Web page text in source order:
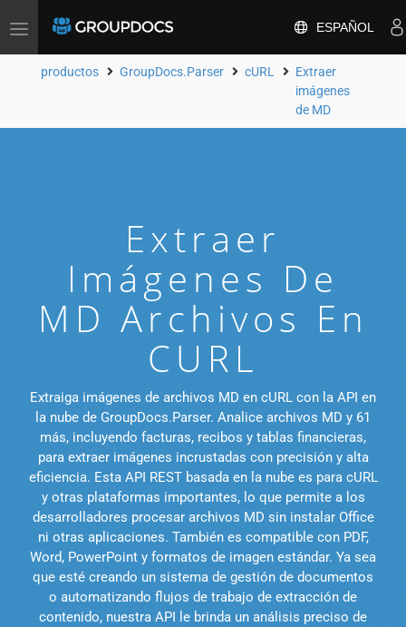
Toggle
ESPAÑOL
productos GroupDocs.Parser cURL
Extraer
imágenes
de MD
Extraer
Imágenes De
MD Archivos En
CURL
Extraiga imágenes de archivos MD en cURL con la API en
la nube de GroupDocs.Parser. Analice archivos MD y 61
más, incluyendo facturas, recibos y tablas financieras,
para extraer imágenes incrustadas con precisión y alta
eficiencia. Esta API REST basada en la nube es para cURL
y otras plataformas importantes, lo que permite a los
desarrolladores procesar archivos MD sin instalar Office
ni otras aplicaciones. También es compatible con PDF,
Word, PowerPoint y formatos de imagen estándar. Ya sea
que esté creando un sistema de gestión de documentos
o automatizando flujos de trabajo de extracción de
contenido, nuestra API le brinda un análisis preciso de